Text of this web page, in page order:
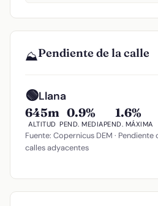
⛰️Pendiente de la calle
🟢Llana
645m
ALTITUD
0.9%
PEND. MEDIA
1.6%
PEND. MÁXIMA
Fuente: Copernicus DEM ·
calles adyacentes